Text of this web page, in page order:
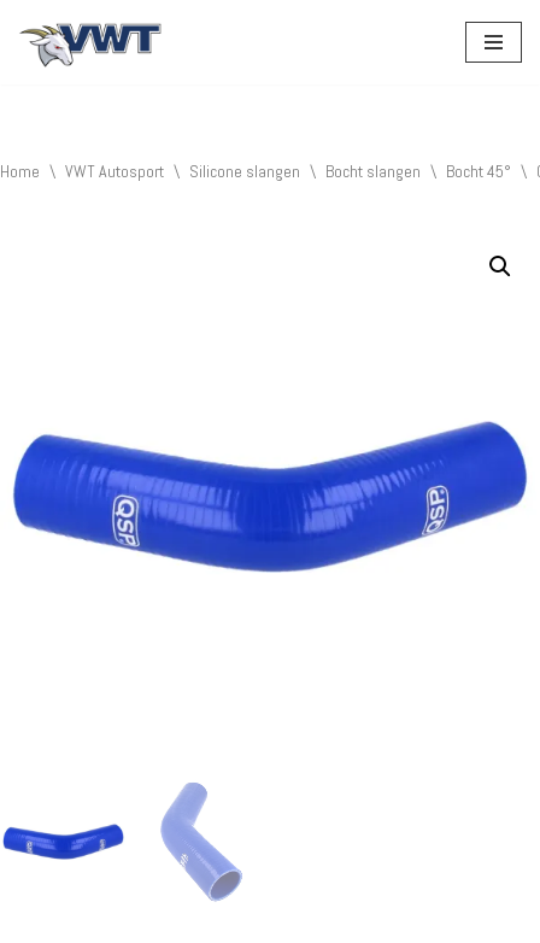
Home \ VWT Autosport \ Silicone slangen \ Bocht slangen \ Bocht 45° \